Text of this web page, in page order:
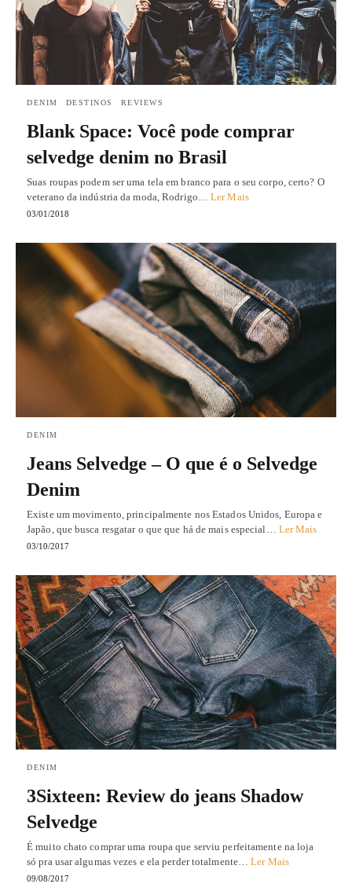
DENIM DESTINOS REVIEWS
Blank Space: Você pode comprar
selvedge denim no Brasil
Suas roupas podem ser uma tela em branco para o seu corpo, certo? O
veterano da indústria da moda, Rodrigo…Ler Mais
03/01/2018
DENIM
Jeans Selvedge – O que é o Selvedge
Denim
Existe um movimento, principalmente nos Estados Unidos, Europa e
Japão, que busca resgatar o que que há de mais especial… Ler Mais
03/10/2017
DENIM
3Sixteen: Review do jeans Shadow
Selvedge
É muito chato comprar uma roupa que serviu perfeitamente na loja
só pra usar algumas vezes e ela perder totalmente…Ler Mais
09/08/2017